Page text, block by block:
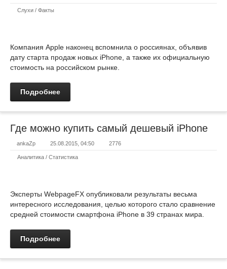
Слухи / Факты
Компания Apple наконец вспомнила о россиянах, объявив
дату старта продаж новых iPhone, а также их официальную
стоимость на российском рынке.
Подробнее
Где можно купить самый дешевый iPhone
ankaZp 25.08.2015, 04:50 2776
Аналитика / Статистика
Эксперты WebpageFX опубликовали результаты весьма
интересного исследования, целью которого стало сравнение
средней стоимости смартфона iPhone в 39 странах мира.
Подробнее